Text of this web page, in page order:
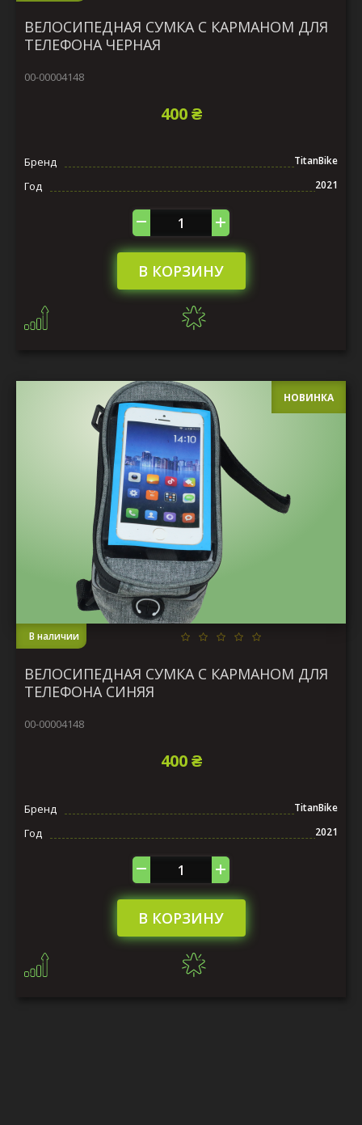
ВЕЛОСИПЕДНАЯ СУМКА С КАРМАНОМ ДЛЯ
ТЕЛЕФОНА ЧЕРНАЯ
00-00004148
400 ₴
Бренд TitanBike
Год 2021
В КОРЗИНУ
НОВИНКА
В наличии
ВЕЛОСИПЕДНАЯ СУМКА С КАРМАНОМ ДЛЯ
ТЕЛЕФОНА СИНЯЯ
00-00004148
400 ₴
Бренд TitanBike
Год 2021
В КОРЗИНУ